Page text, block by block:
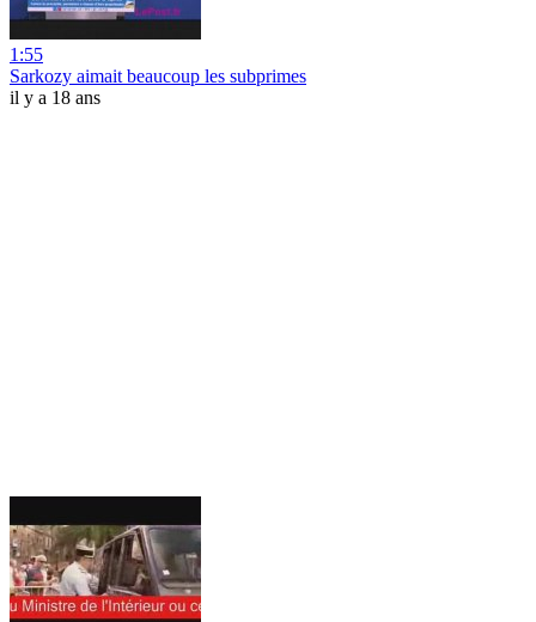
1:55
Sarkozy aimait beaucoup les subprimes
il y a 18 ans